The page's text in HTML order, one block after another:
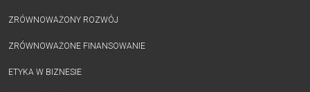
ZRÓWNOWAŻONY ROZWÓJ
ZRÓWNOWAŻONE FINANSOWANIE
ETYKA W BIZNESIE